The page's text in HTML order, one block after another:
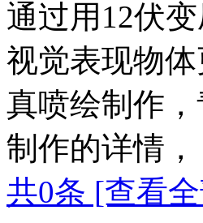
通过用12伏
视觉表现物
真喷绘制作
制作的详情，
共0条 [查看